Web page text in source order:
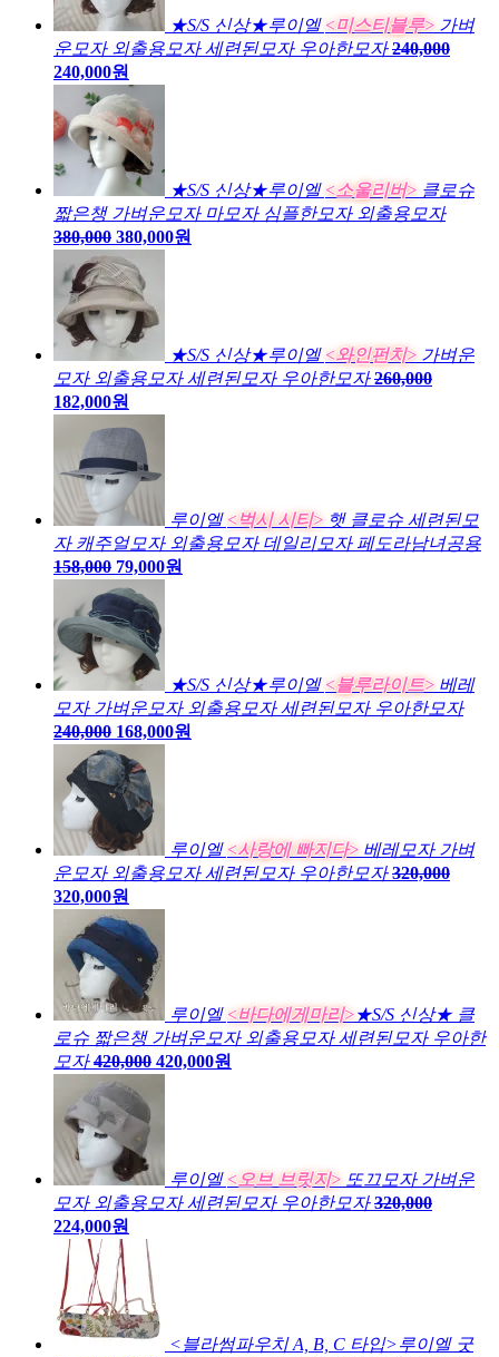
★S/S 신상★루이엘 <미스티블루> 가벼
운모자 외출용모자 세련된모자 우아한모자 240,000
240,000원
★S/S 신상★루이엘 <소울리버> 클로슈
짧은챙 가벼운모자 마모자 심플한모자 외출용모자
380,000 380,000원
★S/S 신상★루이엘 <와인펀치> 가벼운
모자 외출용모자 세련된모자 우아한모자 260,000
182,000원
루이엘 <벅시 시티> 햇 클로슈 세련된모
자 캐주얼모자 외출용모자 데일리모자 페도라남녀공용
158,000 79,000원
★S/S 신상★루이엘 <블루라이트> 베레
모자 가벼운모자 외출용모자 세련된모자 우아한모자
240,000 168,000원
루이엘 <사랑에 빠지다> 베레모자 가벼
운모자 외출용모자 세련된모자 우아한모자 320,000
320,000원
루이엘 <바다에게마리>★S/S 신상★ 클
로슈 짧은챙 가벼운모자 외출용모자 세련된모자 우아한
모자 420,000 420,000원
루이엘 <오브 브릿지> 또끄모자 가벼운
모자 외출용모자 세련된모자 우아한모자 320,000
224,000원
<블라썸파우치 A, B, C 타입>루이엘 굿